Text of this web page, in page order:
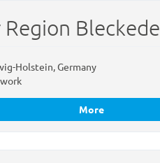
Bleckede
Holstein, Germany
More